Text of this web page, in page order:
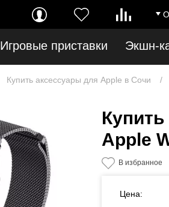
Игровые приставки Экшн-
Купить аксессуары для Apple в Сочи
Apple
В избранное
Цена: